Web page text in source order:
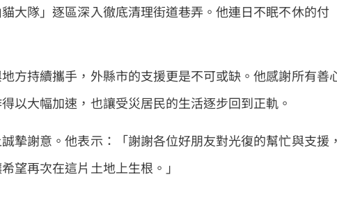
大隊」逐區深入徹底清理街道巷弄。他連日不眠不休的付
方持續攜手，外縣市的支援更是不可或缺。他感謝所有善
以大幅加速，也讓受災居民的生活逐步回到正軌。
摯謝意。他表示：「謝謝各位好朋友對光復的幫忙與支援
望再次在這片土地上生根。」